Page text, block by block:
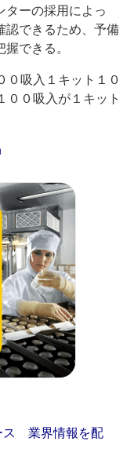
ターの採用によっ
認できるため、予備
できる。
吸入１キット１０
００吸入が１キット
ス 業界情報を配